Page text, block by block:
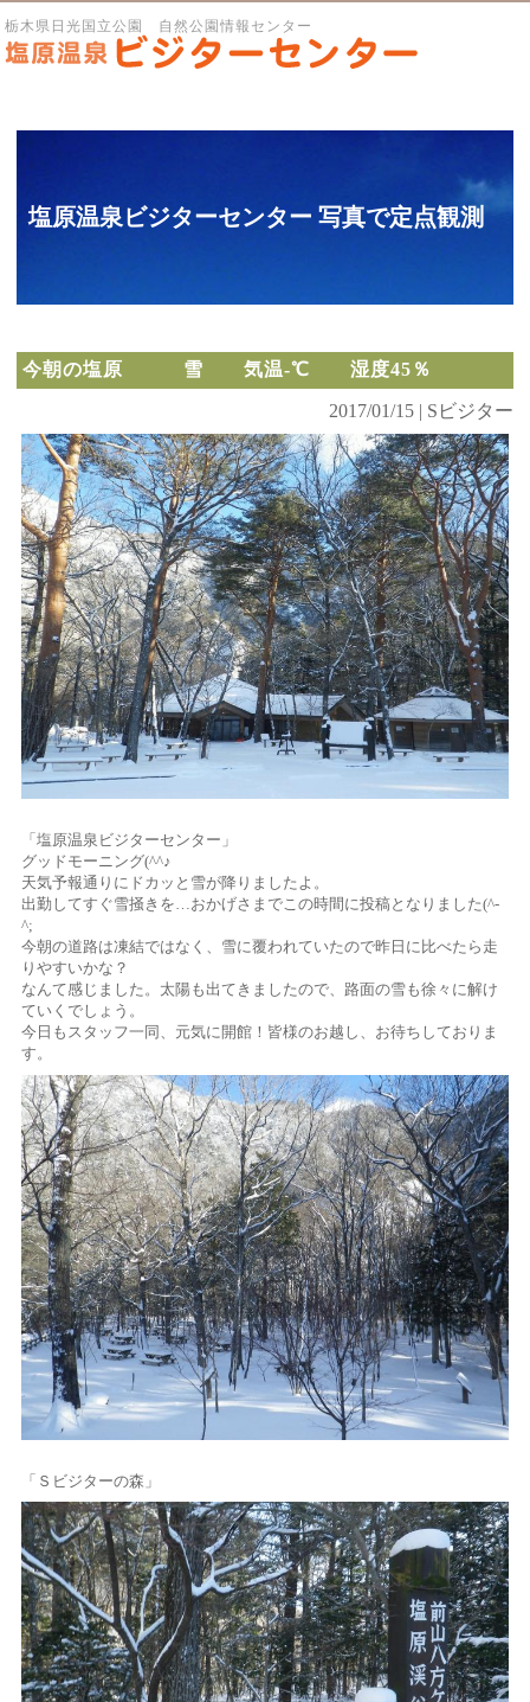
栃木県日光国立公園 自然公園情報センター
塩原温泉ビジターセンター 写真で定点観測
今朝の塩原 雪 気温-℃ 湿度45％
2017/01/15 | Sビジター
「塩原温泉ビジターセンター」
グッドモーニング(^^♪
天気予報通りにドカッと雪が降りましたよ。
出勤してすぐ雪掻きを…おかげさまでこの時間に投稿となりました(^-
^;
今朝の道路は凍結ではなく、雪に覆われていたので昨日に比べたら走
りやすいかな？
なんて感じました。太陽も出てきましたので、路面の雪も徐々に解け
ていくでしょう。
今日もスタッフ一同、元気に開館！皆様のお越し、お待ちしておりま
す。
「Ｓビジターの森」